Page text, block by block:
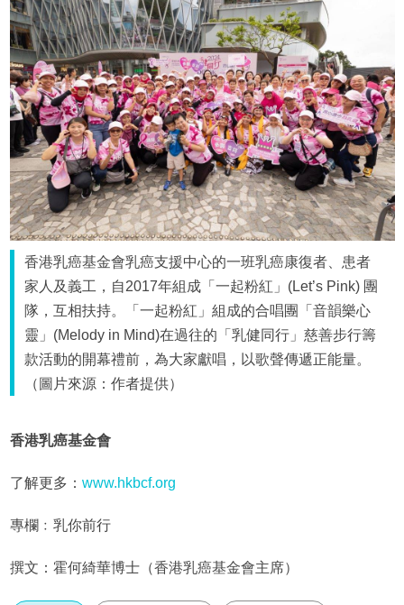
香港乳癌基金會乳癌支援中心的一班乳癌康復者、患者
家人及義工，自2017年組成「一起粉紅」(Let’s Pink) 團
隊，互相扶持。「一起粉紅」組成的合唱團「音韻樂心
靈」(Melody in Mind)在過往的「乳健同行」慈善步行籌
款活動的開幕禮前，為大家獻唱，以歌聲傳遞正能量。
（圖片來源：作者提供）
香港乳癌基金會
了解更多： www.hkbcf.org
專欄﹕乳你前行
撰文：霍何綺華博士（香港乳癌基金會主席）